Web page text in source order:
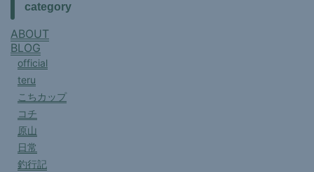
category
ABOUT
BLOG
official
teru
こちカップ
コチ
原山
日常
釣行記